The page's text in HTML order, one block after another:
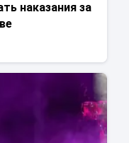
наказания за